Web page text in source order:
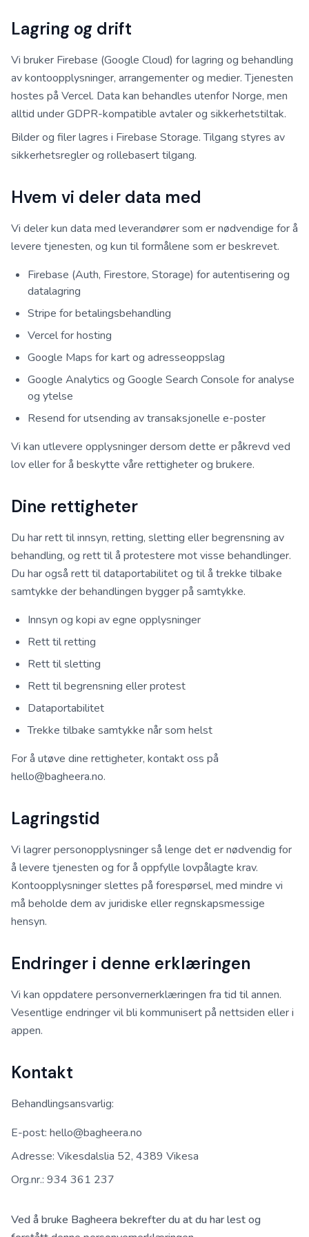
Lagring og drift
Vi bruker Firebase (Google Cloud) for lagring og behandling
av kontoopplysninger, arrangementer og medier. Tjenesten
hostes på Vercel. Data kan behandles utenfor Norge, men
alltid under GDPR-kompatible avtaler og sikkerhetstiltak.
Bilder og filer lagres i Firebase Storage. Tilgang styres av
sikkerhetsregler og rollebasert tilgang.
Hvem vi deler data med
Vi deler kun data med leverandører som er nødvendige for å
levere tjenesten, og kun til formålene som er beskrevet.
Firebase (Auth, Firestore, Storage) for autentisering og
datalagring
Stripe for betalingsbehandling
Vercel for hosting
Google Maps for kart og adresseoppslag
Google Analytics og Google Search Console for analyse
og ytelse
Resend for utsending av transaksjonelle e-poster
Vi kan utlevere opplysninger dersom dette er påkrevd ved
lov eller for å beskytte våre rettigheter og brukere.
Dine rettigheter
Du har rett til innsyn, retting, sletting eller begrensning av
behandling, og rett til å protestere mot visse behandlinger.
Du har også rett til dataportabilitet og til å trekke tilbake
samtykke der behandlingen bygger på samtykke.
Innsyn og kopi av egne opplysninger
Rett til retting
Rett til sletting
Rett til begrensning eller protest
Dataportabilitet
Trekke tilbake samtykke når som helst
For å utøve dine rettigheter, kontakt oss på
hello@bagheera.no.
Lagringstid
Vi lagrer personopplysninger så lenge det er nødvendig for
å levere tjenesten og for å oppfylle lovpålagte krav.
Kontoopplysninger slettes på forespørsel, med mindre vi
må beholde dem av juridiske eller regnskapsmessige
hensyn.
Endringer i denne erklæringen
Vi kan oppdatere personvernerklæringen fra tid til annen.
Vesentlige endringer vil bli kommunisert på nettsiden eller i
appen.
Kontakt
Behandlingsansvarlig:
E-post: hello@bagheera.no
Adresse: Vikesdalslia 52, 4389 Vikesa
Org.nr.: 934 361 237
Ved å bruke Bagheera bekrefter du at du har lest og